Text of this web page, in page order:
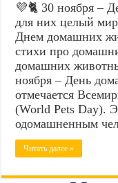
💜🐈 30 ноября –
для них целый
Днем домашних
стихи про
домашних
ноября – День
отмечается
(World Pets Day).
одомашненным
Читать далее »